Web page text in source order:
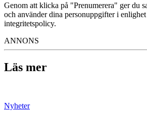
Genom att klicka på "Prenumerera" ger du
och använder dina personuppgifter i
integritetspolicy.
ANNONS
Läs mer
Nyheter